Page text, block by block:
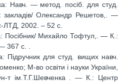
Навч. — метод. посіб. для студ.
закладів/ Олександр Решетов,. —
ЛТД, 2002. – 52 с.
Посібник/ Михайло Тофтул,. — К.:
367 с. .
Підручник для студ. вищих навч.
М-во освіти і науки України,
т ім.Т.Г.Шевченка . — К.: Центр